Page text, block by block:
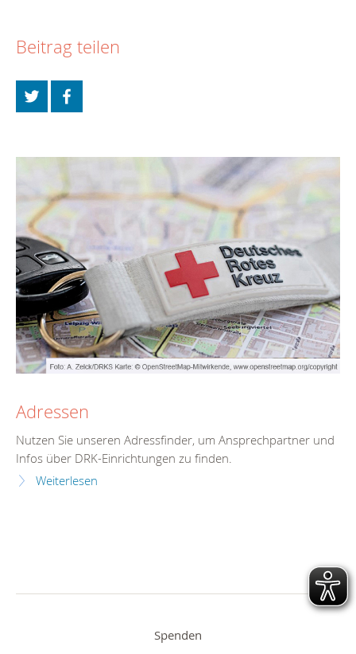
Beitrag teilen
Adressen
Nutzen Sie unseren Adressfinder, um Ansprechpartner und
Infos über DRK-Einrichtungen zu finden.
Weiterlesen
Spenden